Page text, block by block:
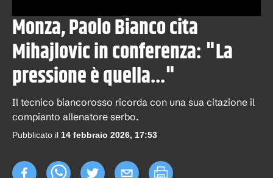
Monza, Paolo Bianco cita
Mihajlovic in conferenza: "La
pressione è quella..."
Il tecnico biancorosso ricorda con una sua citazione il
compianto allenatore serbo.
Pubblicato il 14 febbraio 2026, 17:53